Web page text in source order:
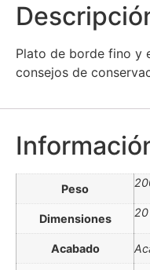
Plato de borde fino y
consejos de
Peso
Dimensiones
Acabado